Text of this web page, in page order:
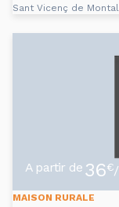
Sant Vicenç de
A partir de 36€
MAISON RURALE